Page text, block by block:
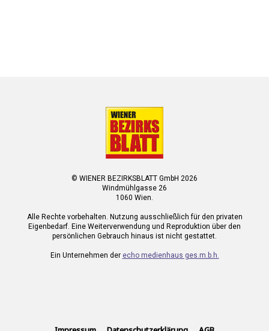
© WIENER BEZIRKSBLATT GmbH 2026
Windmühlgasse 26
1060 Wien.
Alle Rechte vorbehalten. Nutzung ausschließlich für den privaten
Eigenbedarf. Eine Weiterverwendung und Reproduktion über den
persönlichen Gebrauch hinaus ist nicht gestattet.
Ein Unternehmen der echo medienhaus ges.m.b.h.